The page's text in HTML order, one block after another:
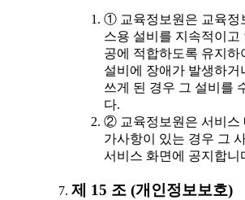
① 교육정보원은 교육정
스용 설비를 지속적이고
공에 적합하도록 유지하
설비에 장애가 발생하거
쓰게 된 경우 그 설비를
다.
② 교육정보원은 서비스
가사항이 있는 경우 그
서비스 화면에 공지합니
제 15 조 (개인정보보호)